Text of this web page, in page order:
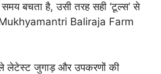
बचता है, उसी तरह सही ‘टूल्स’ से
Baliraja Farm
लेटेस्ट जुगाड़ और उपकरणों की